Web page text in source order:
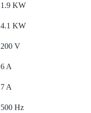
1.9 KW
4.1 KW
200 V
6 A
7 A
500 Hz